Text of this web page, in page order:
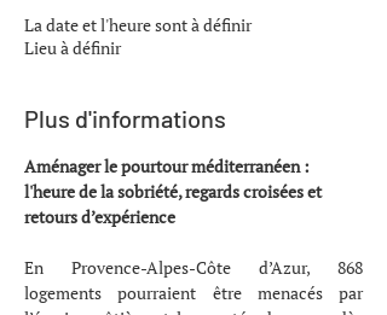
La date et l'heure sont à définir
Lieu à définir
Plus d'informations
Aménager le pourtour méditerranéen :
l'heure de la sobriété, regards croisées et
retours d’expérience
En Provence-Alpes-Côte d’Azur, 868
logements pourraient être menacés par